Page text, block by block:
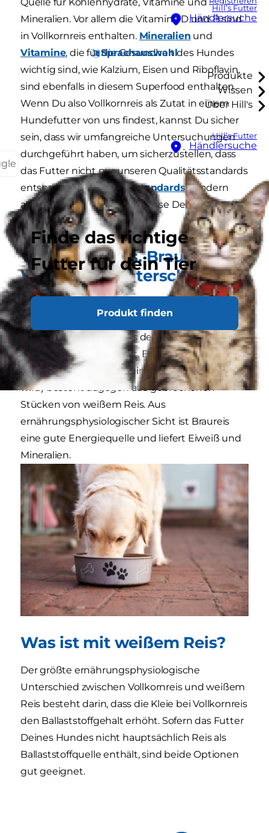
Hill’s Futter
Händlersuche
Sprachauswahl
Produkte
Wissen
Über Hill's
Hill’s Futter
Händlersuche
Finde das richtige
Futter für dein Tier
Produkt finden
Mineralien. Vor allem die Vitamine D und B sind
in Vollkornreis enthalten. Mineralien und
Vitamine, die für die Gesundheit des Hundes
wichtig sind, wie Kalzium, Eisen und Riboflavin,
sind ebenfalls in diesem Superfood enthalten.
Wenn Du also Vollkornreis als Zutat in einem
Hundefutter von uns findest, kannst Du sicher
sein, dass wir umfangreiche Untersuchungen
durchgeführt haben, um sicherzustellen, dass
das Futter nicht nur unseren Qualitätsstandards
entspricht high-quality standards, sondern
auch genau auf die Bedürfnisse Deines Hundes
abgestimmt ist.
Vollkornreis vs. Braureis:
Was ist der Unterschied
Bei der Herstellung von Vollkornreis wird die
Schale des Reiskorns entfernt, wobei ein Teil der
Kleie erhalten bleibt, was dem Reis eine
bräunliche Farbe verleiht. Braureis (so genannt,
weil er häufig in der Brauindustrie verwendet
wird) besteht dagegen aus gebrochenen
Stücken von weißem Reis. Aus
ernährungsphysiologischer Sicht ist Braureis
eine gute Energiequelle und liefert Eiweiß und
Mineralien.
Was ist mit weißem Reis?
Der größte ernährungsphysiologische
Unterschied zwischen Vollkornreis und weißem
Reis besteht darin, dass die Kleie bei Vollkornreis
den Ballaststoffgehalt erhöht. Sofern das Futter
Deines Hundes nicht hauptsächlich Reis als
Ballaststoffquelle enthält, sind beide Optionen
gut geeignet.